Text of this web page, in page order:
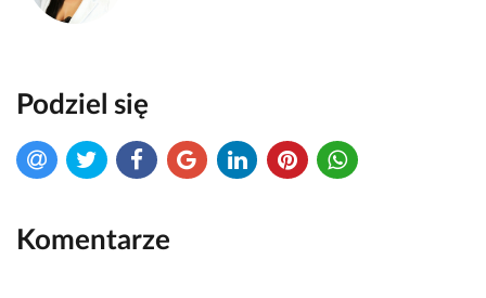
Podziel się
Komentarze